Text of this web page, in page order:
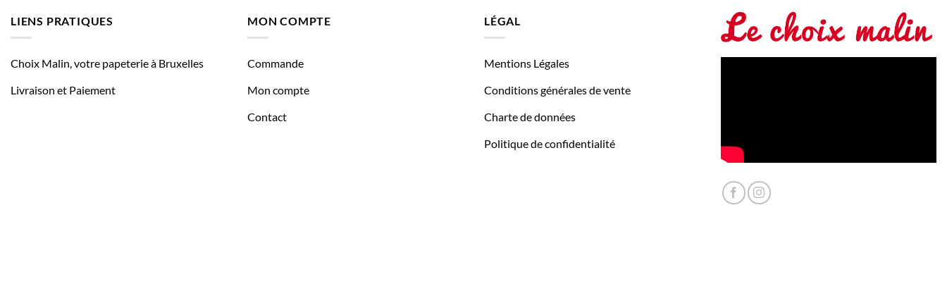
LIENS PRATIQUES
Choix Malin, votre papeterie à Bruxelles
Livraison et Paiement
MON COMPTE
Commande
Mon compte
Contact
LÉGAL
Mentions Légales
Conditions générales de vente
Charte de données
Politique de confidentialité